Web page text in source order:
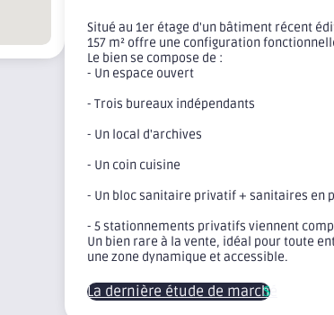
Situé au 1er étage d'un bâtiment récent
157 m² offre une configuration
Le bien se compose de :
- Un espace ouvert
- Trois bureaux indépendants
- Un local d'archives
- Un coin cuisine
- Un bloc sanitaire privatif + sanitaires en
- 5 stationnements privatifs viennent
Un bien rare à la vente, idéal pour toute
une zone dynamique et accessible.
La dernière étude de marché